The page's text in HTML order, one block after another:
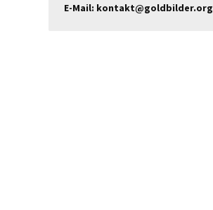
E-Mail: kontakt@goldbilder.org